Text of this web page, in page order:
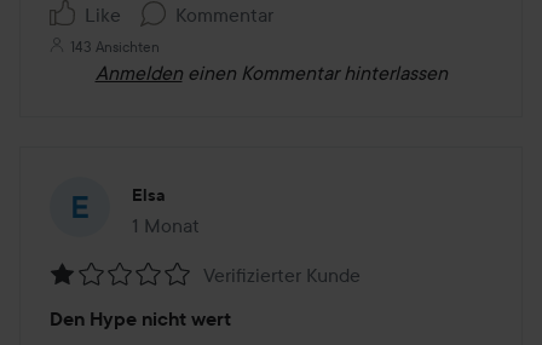
Like Kommentar
143 Ansichten
Anmelden einen Kommentar hinterlassen
Elsa
1 Monat
Der Beitrag wurde 1 Monat erstellt
1
Verifizierter Kunde
Den Hype nicht wert